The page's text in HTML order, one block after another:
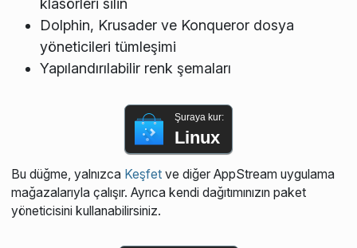
klasörleri silin
Dolphin, Krusader ve Konqueror dosya
yöneticileri tümleşimi
Yapılandırılabilir renk şemaları
Şuraya kur:
Linux
Bu düğme, yalnızca Keşfetve diğer AppStream uygulama
mağazalarıyla çalışır. Ayrıca kendi dağıtımınızın paket
yöneticisini kullanabilirsiniz.